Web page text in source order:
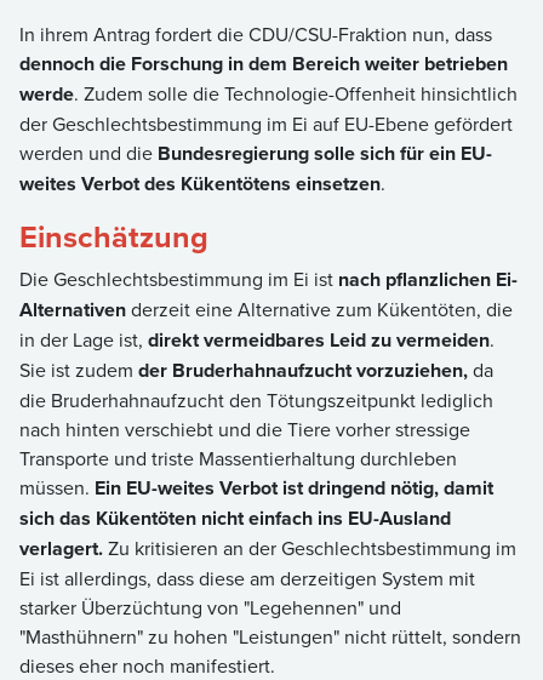
In ihrem Antrag fordert die CDU/CSU-Fraktion nun, dass
dennoch die Forschung in dem Bereich weiter betrieben
werde. Zudem solle die Technologie-Offenheit hinsichtlich
der Geschlechtsbestimmung im Ei auf EU-Ebene gefördert
werden und die Bundesregierung solle sich für ein EU-
weites Verbot des Kükentötens einsetzen.
Einschätzung
Die Geschlechtsbestimmung im Ei ist nach pflanzlichen Ei-
Alternativenderzeit eine Alternative zum Kükentöten, die
in der Lage ist, direkt vermeidbares Leid zu vermeiden.
Sie ist zudem der Bruderhahnaufzucht vorzuziehen,da
die Bruderhahnaufzucht den Tötungszeitpunkt lediglich
nach hinten verschiebt und die Tiere vorher stressige
Transporte und triste Massentierhaltung durchleben
müssen. Ein EU-weites Verbot ist dringend nötig, damit
sich das Kükentöten nicht einfach ins EU-Ausland
verlagert.Zu kritisieren an der Geschlechtsbestimmung im
Ei ist allerdings, dass diese am derzeitigen System mit
starker Überzüchtung von "Legehennen" und
"Masthühnern" zu hohen "Leistungen" nicht rüttelt, sondern
dieses eher noch manifestiert.